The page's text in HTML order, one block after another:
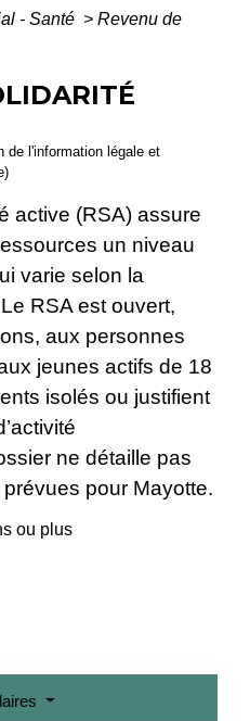
- Santé > Revenu de
de l'information légale et
active (RSA) assure
un niveau
varie selon la
RSA est ouvert,
aux personnes
jeunes actifs de 18
isolés ou justifient
ne détaille pas
pour Mayotte.
ou plus